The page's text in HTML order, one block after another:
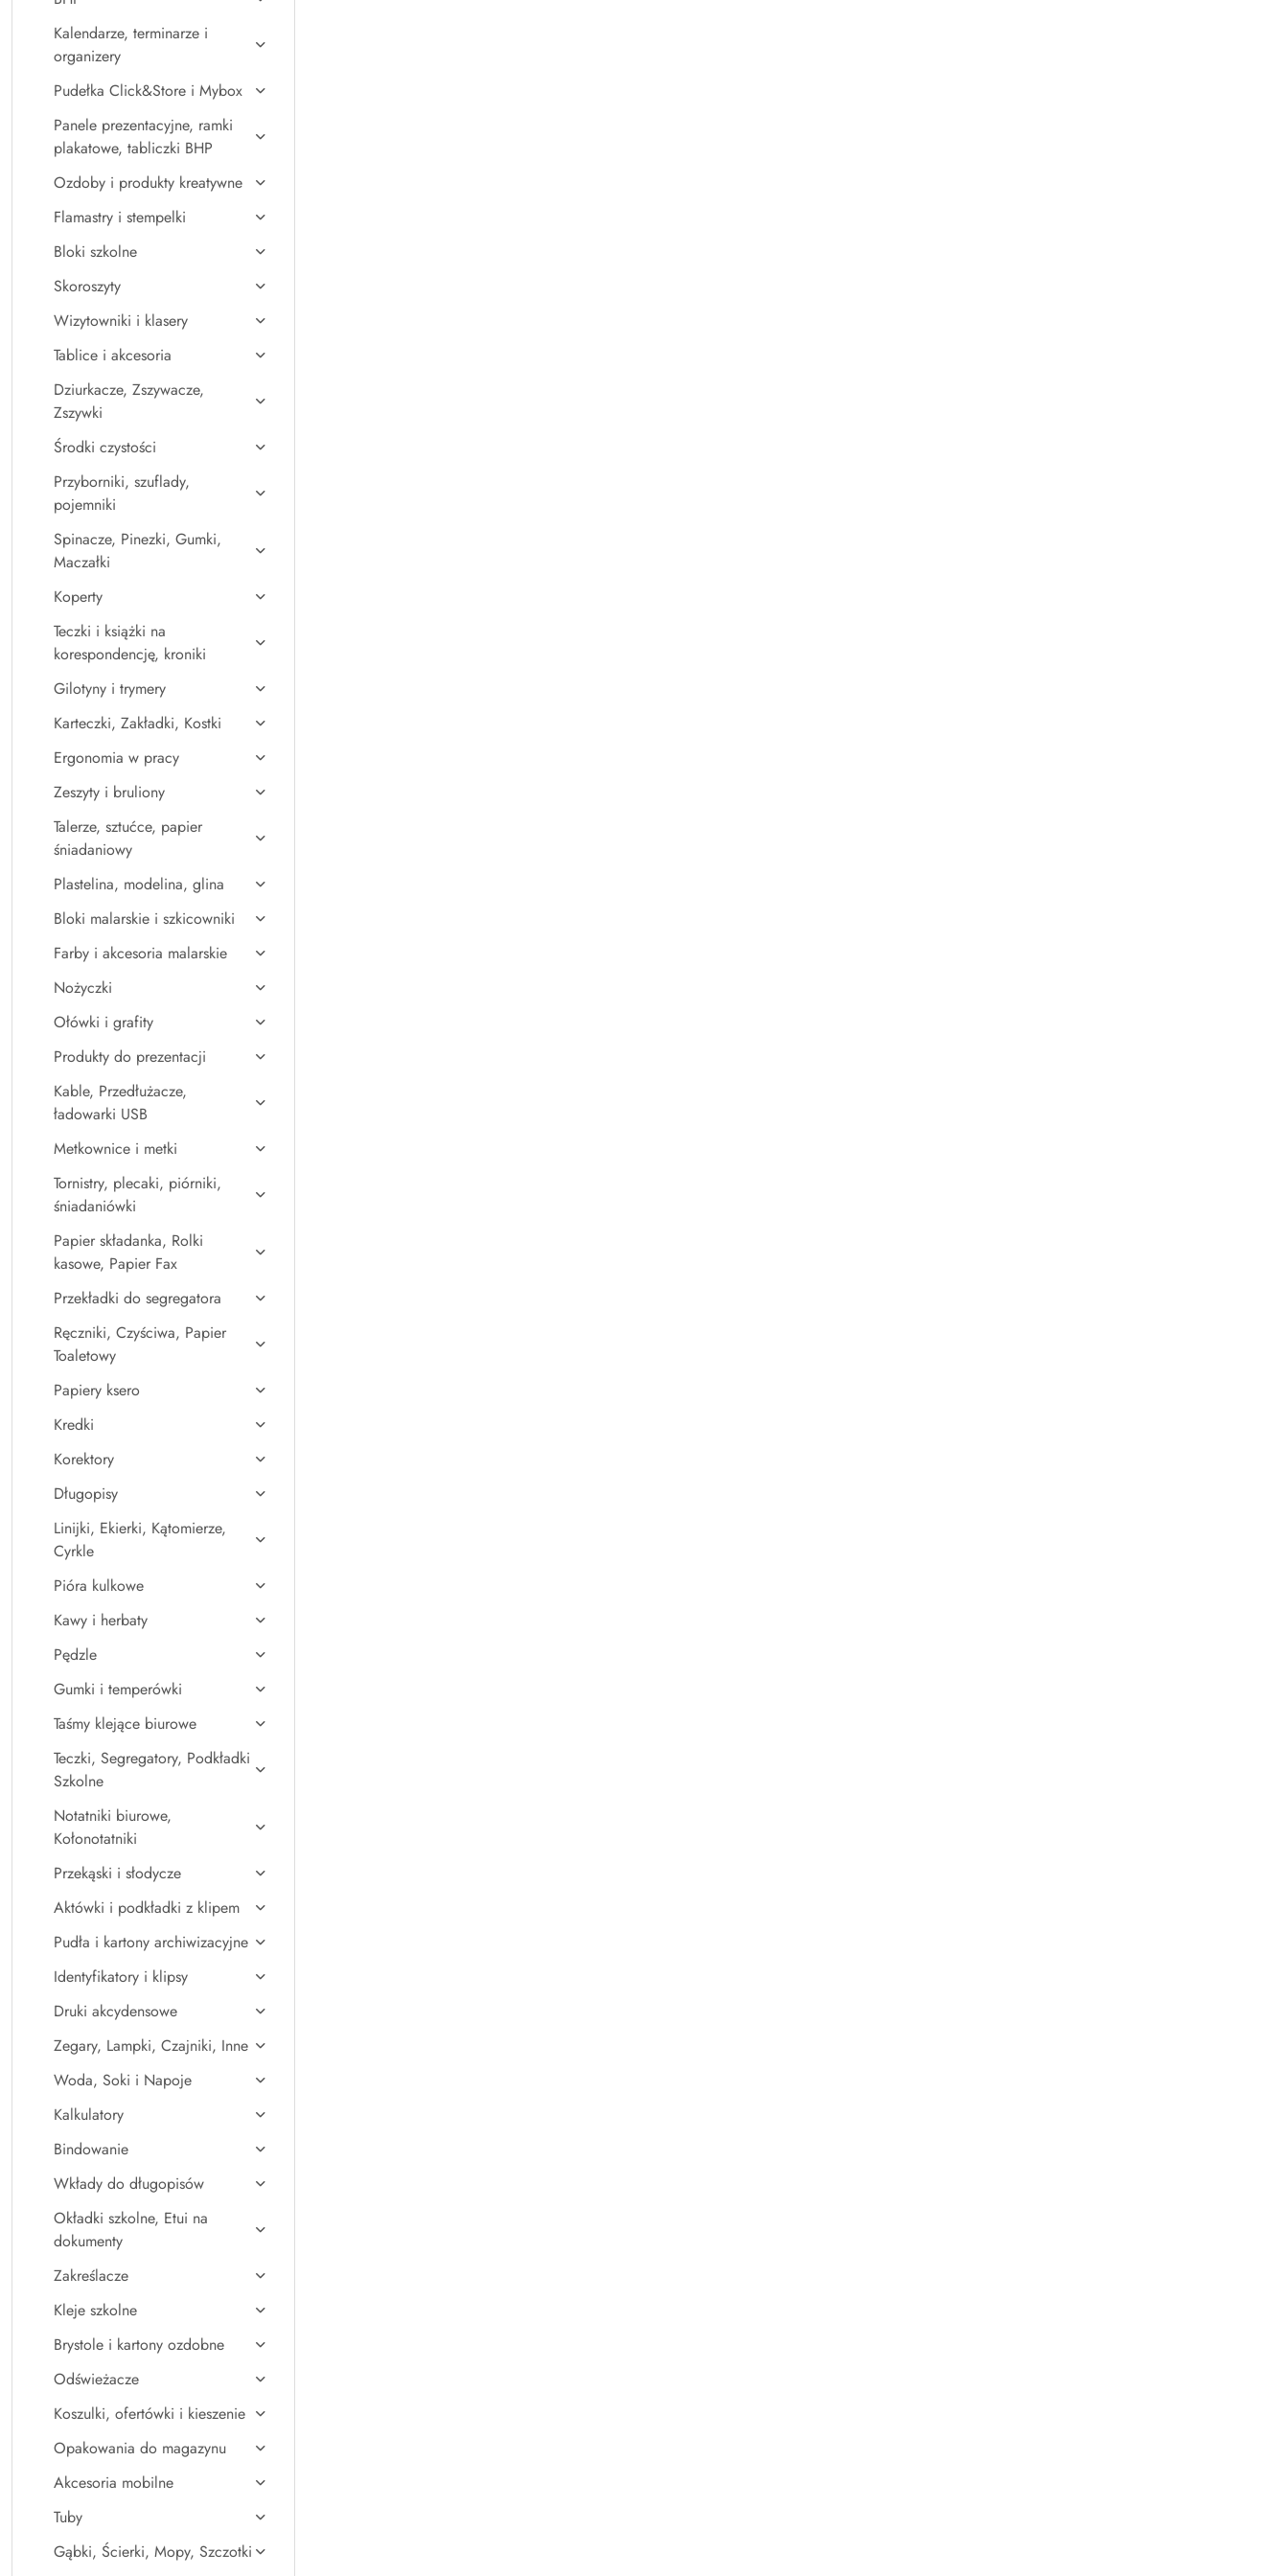
Kalendarze, terminarze i
organizery
Pudełka Click&Store i Mybox
Panele prezentacyjne, ramki
plakatowe, tabliczki BHP
Ozdoby i produkty kreatywne
Flamastry i stempelki
Bloki szkolne
Skoroszyty
Wizytowniki i klasery
Tablice i akcesoria
Dziurkacze, Zszywacze,
Zszywki
Środki czystości
Przyborniki, szuflady,
pojemniki
Spinacze, Pinezki, Gumki,
Maczałki
Koperty
Teczki i książki na
korespondencję, kroniki
Gilotyny i trymery
Karteczki, Zakładki, Kostki
Ergonomia w pracy
Zeszyty i bruliony
Talerze, sztućce, papier
śniadaniowy
Plastelina, modelina, glina
Bloki malarskie i szkicowniki
Farby i akcesoria malarskie
Nożyczki
Ołówki i grafity
Produkty do prezentacji
Kable, Przedłużacze,
ładowarki USB
Metkownice i metki
Tornistry, plecaki, piórniki,
śniadaniówki
Papier składanka, Rolki
kasowe, Papier Fax
Przekładki do segregatora
Ręczniki, Czyściwa, Papier
Toaletowy
Papiery ksero
Kredki
Korektory
Długopisy
Linijki, Ekierki, Kątomierze,
Cyrkle
Pióra kulkowe
Kawy i herbaty
Pędzle
Gumki i temperówki
Taśmy klejące biurowe
Teczki, Segregatory, Podkładki
Szkolne
Notatniki biurowe,
Kołonotatniki
Przekąski i słodycze
Aktówki i podkładki z klipem
Pudła i kartony archiwizacyjne
Identyfikatory i klipsy
Druki akcydensowe
Zegary, Lampki, Czajniki, Inne
Woda, Soki i Napoje
Kalkulatory
Bindowanie
Wkłady do długopisów
Okładki szkolne, Etui na
dokumenty
Zakreślacze
Kleje szkolne
Brystole i kartony ozdobne
Odświeżacze
Koszulki, ofertówki i kieszenie
Opakowania do magazynu
Akcesoria mobilne
Tuby
Gąbki, Ścierki, Mopy, Szczotki